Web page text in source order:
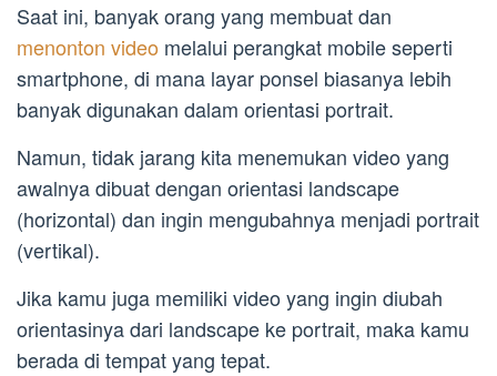
Saat ini, banyak orang yang membuat dan
menonton video melalui perangkat mobile seperti
smartphone, di mana layar ponsel biasanya lebih
banyak digunakan dalam orientasi portrait.
Namun, tidak jarang kita menemukan video yang
awalnya dibuat dengan orientasi landscape
(horizontal) dan ingin mengubahnya menjadi portrait
(vertikal).
Jika kamu juga memiliki video yang ingin diubah
orientasinya dari landscape ke portrait, maka kamu
berada di tempat yang tepat.